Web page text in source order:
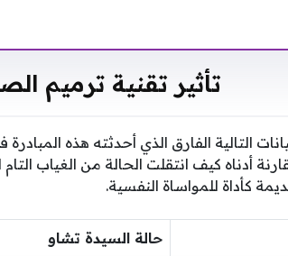
تأثير تقنية ترميم
التالية الفارق الذي أحدثته هذه
أدناه كيف انتقلت الحالة من الغياب
كأداة للمواساة النفسية.
حالة السيدة تشاو